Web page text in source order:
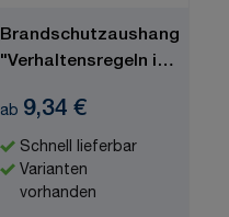
Brandschutzaushang
"Verhaltensregeln im
ab 9,34 €
Schnell lieferbar
Varianten
vorhanden